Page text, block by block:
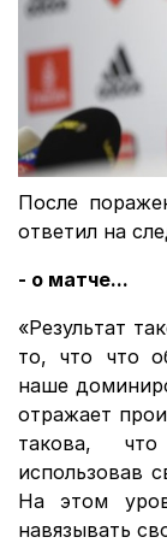
После
ответил на
- о матче...
«Результат
то, что что
наше
отражает
такова,
использовав
На этом
навязывать